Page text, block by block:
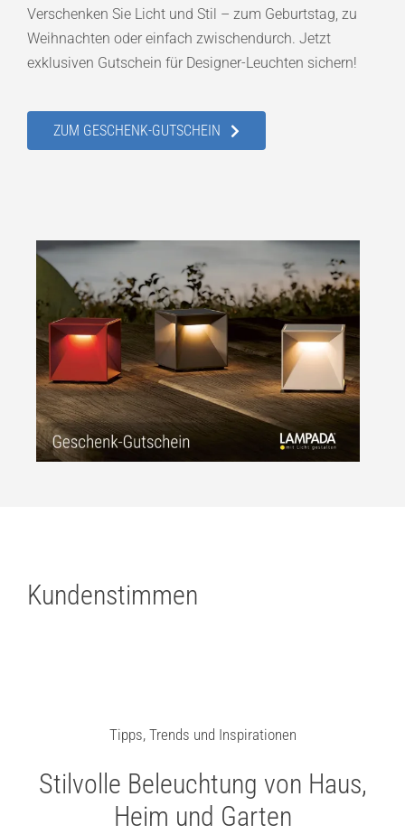
Verschenken Sie Licht und Stil – zum Geburtstag, zu
Weihnachten oder einfach zwischendurch. Jetzt
exklusiven Gutschein für Designer-Leuchten sichern!
ZUM GESCHENK-GUTSCHEIN
Kundenstimmen
Tipps, Trends und Inspirationen
Stilvolle Beleuchtung von Haus,
Heim und Garten